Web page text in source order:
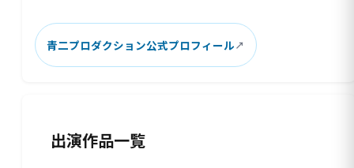
青二プロダクション公式プロフィール
出演作品一覧